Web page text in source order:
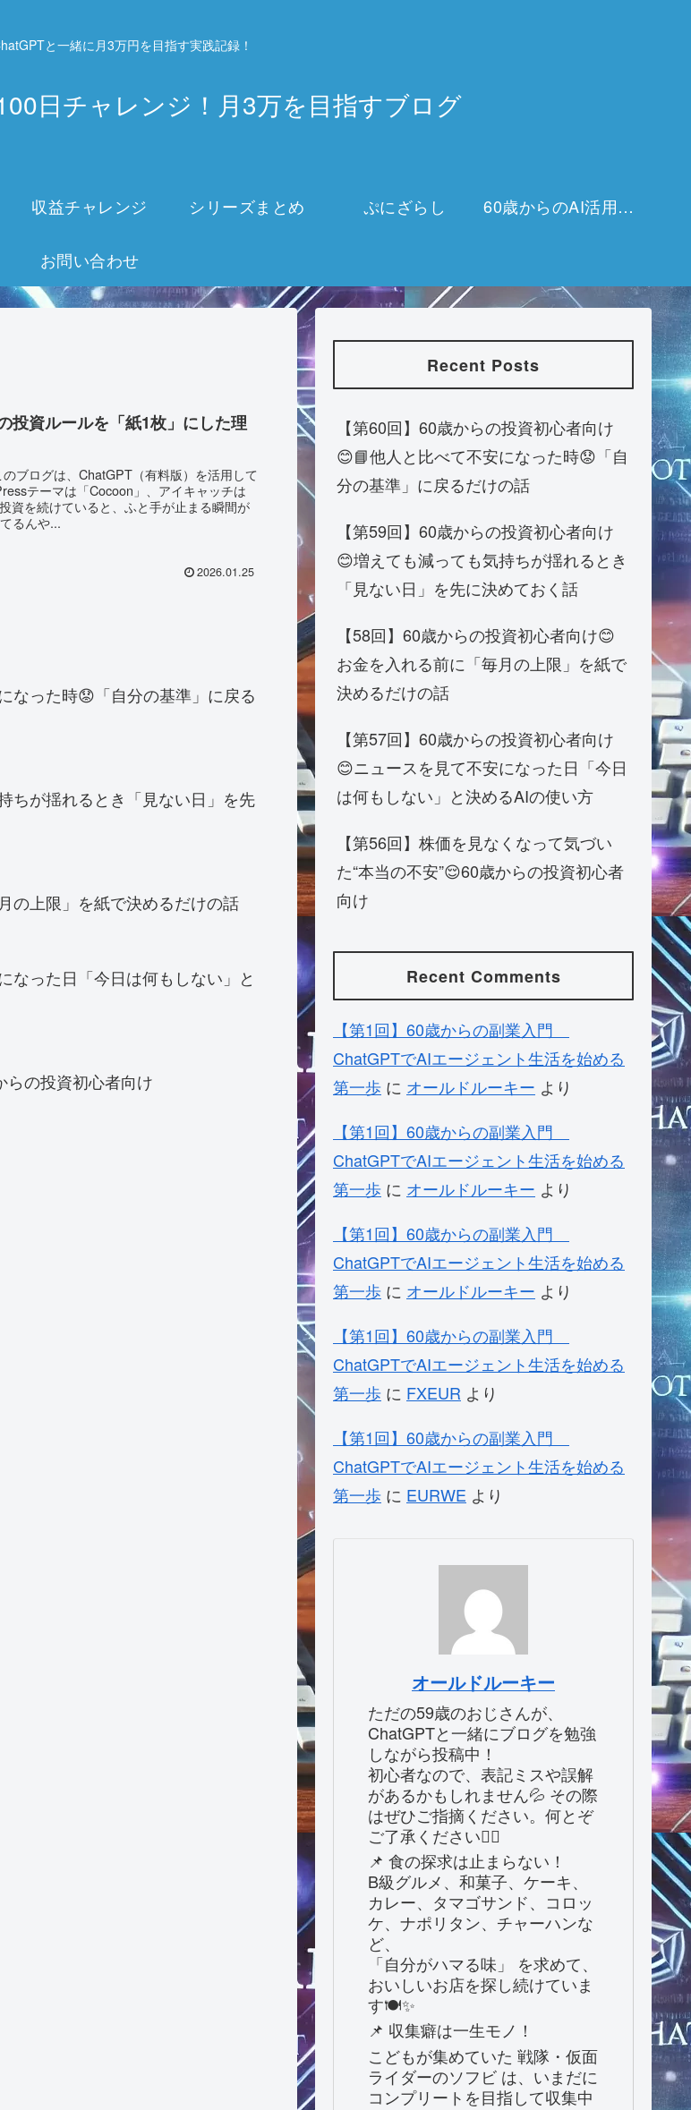
と一緒に月3万円を目指す実践記録！
日チャレンジ！月3万を目指すブログ
収益チャレンジ シリーズまとめ ぷにざらし 60歳からのAI活用チャレンジ
お問い合わせ
投資ルールを「紙1枚」にした理
ブログは、ChatGPT（有料版）を活用して
テーマは「Cocoon」、アイキャッチは
資を続けていると、ふと手が止まる瞬間が
るんや...
2026.01.25
なった時😟「自分の基準」に戻る
ちが揺れるとき「見ない日」を先
の上限」を紙で決めるだけの話
なった日「今日は何もしない」と
らの投資初心者向け
Recent Posts
【第60回】60歳からの投資初心者向け
😊📘他人と比べて不安になった時😟「自
分の基準」に戻るだけの話
【第59回】60歳からの投資初心者向け
😊増えても減っても気持ちが揺れるとき
「見ない日」を先に決めておく話
【58回】60歳からの投資初心者向け😊
お金を入れる前に「毎月の上限」を紙で
決めるだけの話
【第57回】60歳からの投資初心者向け
😊ニュースを見て不安になった日「今日
は何もしない」と決めるAIの使い方
【第56回】株価を見なくなって気づい
た“本当の不安”😌60歳からの投資初心者
向け
Recent Comments
【第1回】60歳からの副業入門
ChatGPTでAIエージェント生活を始める
第一歩 に オールドルーキー より
【第1回】60歳からの副業入門
ChatGPTでAIエージェント生活を始める
第一歩 に オールドルーキー より
【第1回】60歳からの副業入門
ChatGPTでAIエージェント生活を始める
第一歩 に オールドルーキー より
【第1回】60歳からの副業入門
ChatGPTでAIエージェント生活を始める
第一歩 に FXEUR より
【第1回】60歳からの副業入門
ChatGPTでAIエージェント生活を始める
第一歩 に EURWE より
オールドルーキー
ただの59歳のおじさんが、
ChatGPTと一緒にブログを勉強
しながら投稿中！
初心者なので、表記ミスや誤解
があるかもしれません💦 その際
はぜひご指摘ください。何とぞ
ご了承ください🙇‍♂️
📌 食の探求は止まらない！
B級グルメ、和菓子、ケーキ、
カレー、タマゴサンド、コロッ
ケ、ナポリタン、チャーハンな
ど、
「自分がハマる味」 を求めて、
おいしいお店を探し続けていま
す🍽️✨
📌 収集癖は一生モノ！
こどもが集めていた 戦隊・仮面
ライダーのソフビ は、いまだに
コンプリートを目指して収集中